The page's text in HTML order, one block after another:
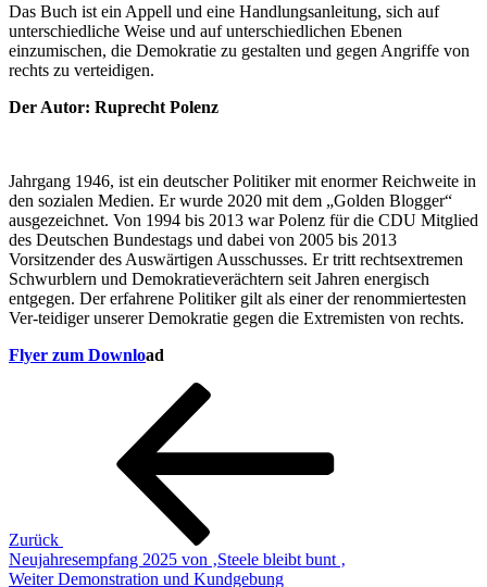
Das Buch ist ein Appell und eine Handlungsanleitung, sich auf
unterschiedliche Weise und auf unterschiedlichen Ebenen
einzumischen, die Demokratie zu gestalten und gegen Angriffe von
rechts zu verteidigen.
Der Autor: Ruprecht Polenz
Jahrgang 1946, ist ein deutscher Politiker mit enormer Reichweite in
den sozialen Medien. Er wurde 2020 mit dem „Golden Blogger“
ausgezeichnet. Von 1994 bis 2013 war Polenz für die CDU Mitglied
des Deutschen Bundestags und dabei von 2005 bis 2013
Vorsitzender des Auswärtigen Ausschusses. Er tritt rechtsextremen
Schwurblern und Demokratieverächtern seit Jahren energisch
entgegen. Der erfahrene Politiker gilt als einer der renommiertesten
Ver-teidiger unserer Demokratie gegen die Extremisten von rechts.
Flyer zum Download
Beitragsnavigation
Zurück
Neujahresempfang 2025 von ‚Steele bleibt bunt ‚
Nächster
Weiter Demonstration und Kundgebung